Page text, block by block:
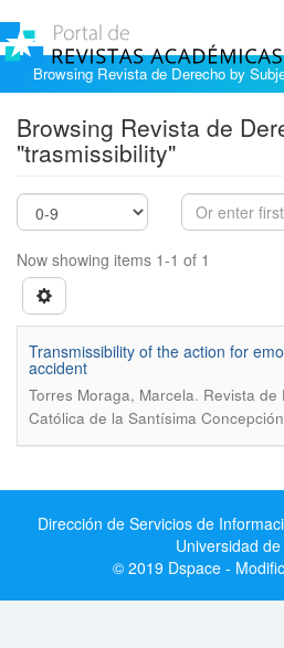
Browsing Revista de Derecho by
Browsing Revista de
"trasmissibility"
Now showing items 1-1 of 1
Transmissibility of the action for
accident
Torres Moraga, Marcela. Revista de
Católica de la Santísima
Dirección de Servicios de
Universidad
© 2019 Dspace -